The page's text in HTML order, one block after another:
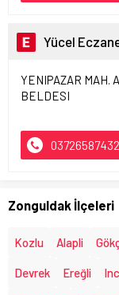
Yücel
YENIPAZAR MAH.
BELDESI
03726587432
Zonguldak İlçeleri
Kozlu Alapli
Devrek Ereğli